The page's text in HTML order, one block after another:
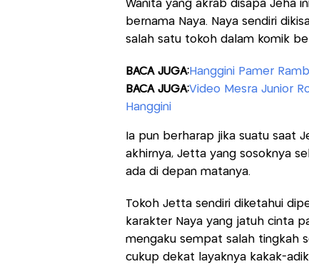
Wanita yang akrab disapa Jeha
bernama Naya. Naya sendiri
salah satu tokoh dalam komik
BACA JUGA:Hanggini Pamer
BACA JUGA:Video Mesra Junior
Hanggini
Ia pun berharap jika suatu saat
akhirnya, Jetta yang sosoknya
ada di depan matanya.
Tokoh Jetta sendiri diketahui
karakter Naya yang jatuh cinta
mengaku sempat salah tingkah
cukup dekat layaknya kakak-